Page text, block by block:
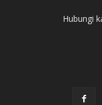
Hubungi